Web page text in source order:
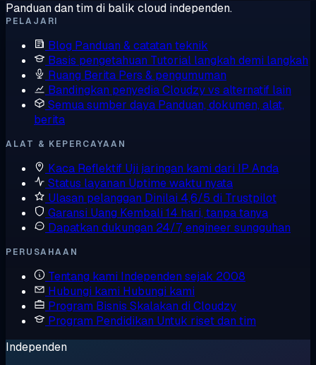
Panduan dan tim di balik cloud independen.
PELAJARI
Blog Panduan & catatan teknik
Basis pengetahuan Tutorial langkah demi langkah
Ruang Berita Pers & pengumuman
Bandingkan penyediaCloudzy vs alternatif lain
Semua sumber daya Panduan, dokumen, alat,
berita
ALAT & KEPERCAYAAN
Kaca Reflektif Uji jaringan kami dari IP Anda
Status layanan Uptime waktu nyata
Ulasan pelanggan Dinilai 4,6/5 di Trustpilot
Garansi Uang Kembali 14 hari, tanpa tanya
Dapatkan dukungan 24/7, engineer sungguhan
PERUSAHAAN
Tentang kami Independen sejak 2008
Hubungi kami Hubungi kami
Program Bisnis Skalakan di Cloudzy
Program Pendidikan Untuk riset dan tim
Independen